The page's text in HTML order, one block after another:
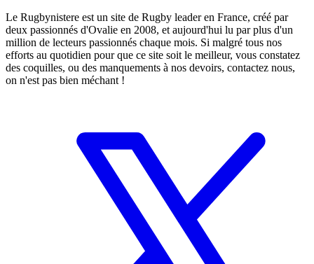
Le Rugbynistere est un site de Rugby leader en France, créé par
deux passionnés d'Ovalie en 2008, et aujourd'hui lu par plus d'un
million de lecteurs passionnés chaque mois. Si malgré tous nos
efforts au quotidien pour que ce site soit le meilleur, vous constatez
des coquilles, ou des manquements à nos devoirs, contactez nous,
on n'est pas bien méchant !